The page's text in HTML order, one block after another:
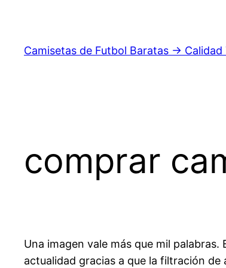
contenido
Camisetas de Futbol Baratas → Calidad
comprar
Una imagen vale más que mil
actualidad gracias a que la filtración